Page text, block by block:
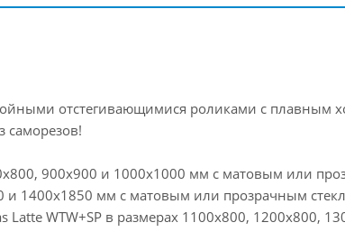
отстегивающимися роликами с плавным
саморезов!
900х900 и 1000х1000 мм с матовым или
и 1400х1850 мм с матовым или прозрачным
WTW+SP в размерах 1100х800, 1200х800,